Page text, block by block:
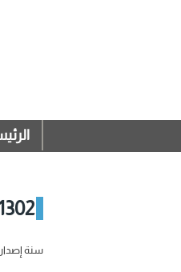
القائمة
سنة إصدار